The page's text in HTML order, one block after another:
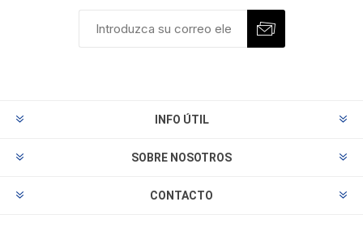
INFO ÚTIL
SOBRE NOSOTROS
CONTACTO